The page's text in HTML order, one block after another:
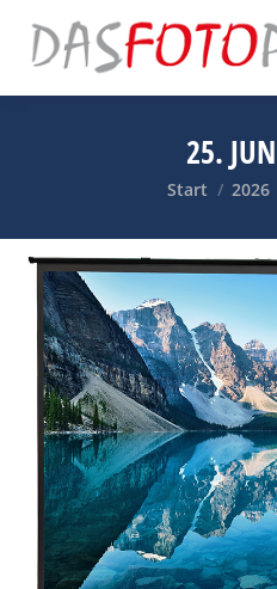
25.
Sie
Start 2026